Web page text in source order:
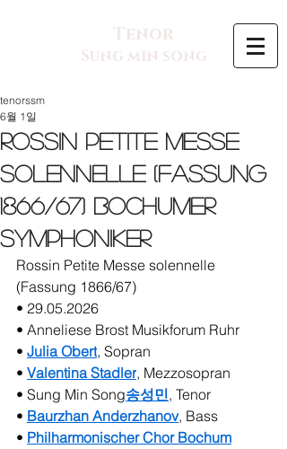
Tenor
Sung min song
Rossin Petite Messe
solennelle (Fassung
1866/67) Bochumer
Symphoniker
tenorssm
6월 1일
Rossin Petite Messe solennelle
(Fassung 1866/67)
• 29.05.2026
• Anneliese Brost Musikforum Ruhr
• Julia Obert, Sopran
• Valentina Stadler, Mezzosopran
• Sung Min Song송성민, Tenor
• Baurzhan Anderzhanov, Bass
• Philharmonischer Chor Bochum